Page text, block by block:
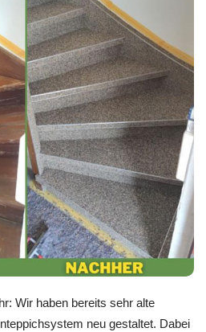
Wir haben bereits sehr alte
neu gestaltet. Dabei